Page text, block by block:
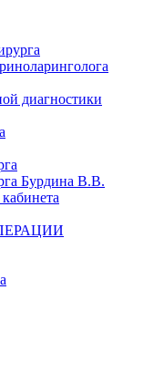
диагностики
Бурдина В.В.